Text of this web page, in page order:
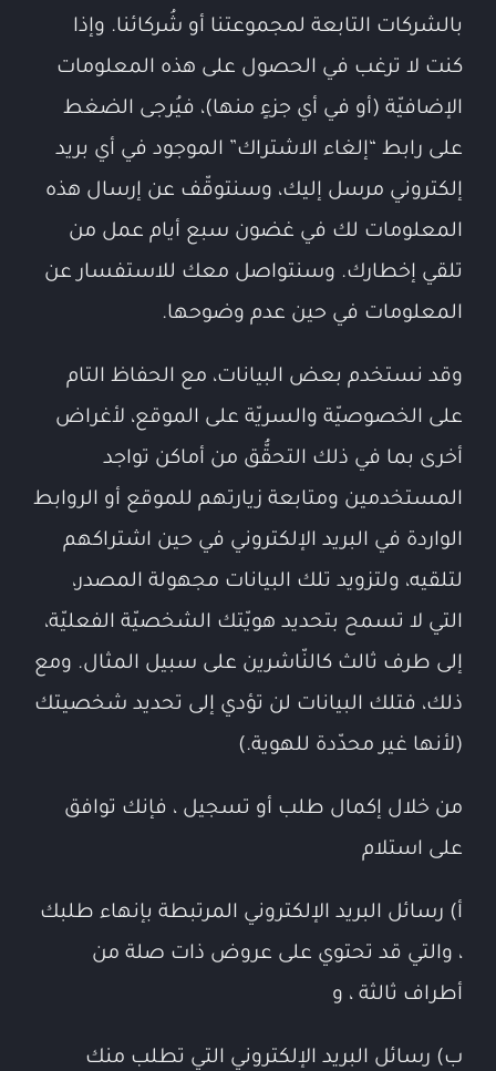
بالشركات التابعة لمجموعتنا أو شُركائنا. وإذا
كنت لا ترغب في الحصول على هذه المعلومات
الإضافيّة (أو في أي جزءٍ منها)، فيُرجى الضغط
على رابط “إلغاء الاشتراك” الموجود في أي بريد
إلكتروني مرسل إليك، وسنتوقّف عن إرسال هذه
المعلومات لك في غضون سبع أيام عمل من
تلقي إخطارك. وسنتواصل معك للاستفسار عن
المعلومات في حين عدم وضوحها.
وقد نستخدم بعض البيانات، مع الحفاظ التام
على الخصوصيّة والسريّة على الموقع، لأغراض
أخرى بما في ذلك التحقُّق من أماكن تواجد
المستخدمين ومتابعة زيارتهم للموقع أو الروابط
الواردة في البريد الإلكتروني في حين اشتراكهم
لتلقيه، ولتزويد تلك البيانات مجهولة المصدر،
التي لا تسمح بتحديد هويّتك الشخصيّة الفعليّة،
إلى طرف ثالث كالنّاشرين على سبيل المثال. ومع
ذلك، فتلك البيانات لن تؤدي إلى تحديد شخصيتك
(لأنها غير محدّدة للهوية.)
من خلال إكمال طلب أو تسجيل ، فإنك توافق
على استلام
أ) رسائل البريد الإلكتروني المرتبطة بإنهاء طلبك
، والتي قد تحتوي على عروض ذات صلة من
أطراف ثالثة ، و
ب) رسائل البريد الإلكتروني التي تطلب منك